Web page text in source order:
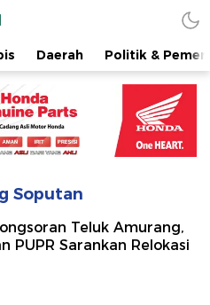
Utara
Daerah Politik &
Soputan
Teluk Amurang,
PUPR Sarankan Relokasi